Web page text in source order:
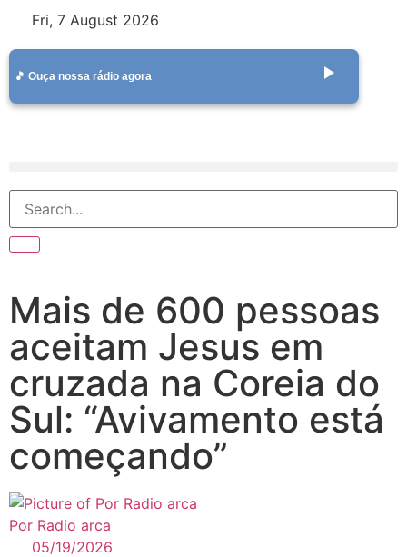
Fri, 7 August 2026
🎵 Ouça nossa rádio agora play_arrow
Mais de 600 pessoas
aceitam Jesus em
cruzada na Coreia do
Sul: “Avivamento está
começando”
Por Radio arca
05/19/2026